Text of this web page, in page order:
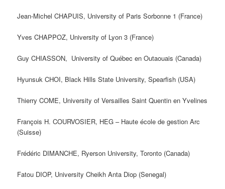
Jean-Michel CHAPUIS, University of Paris Sorbonne 1 (France)
Yves CHAPPOZ, University of Lyon 3 (France)
Guy CHIASSON, University of Québec en Outaouais (Canada)
Hyunsuk CHOI, Black Hills State University, Spearfish (USA)
Thierry COME, University of Versailles Saint Quentin en Yvelines
François H. COURVOSIER, HEG – Haute école de gestion Arc
(Suisse)
Frédéric DIMANCHE, Ryerson University, Toronto (Canada)
Fatou DIOP, University Cheikh Anta Diop (Senegal)